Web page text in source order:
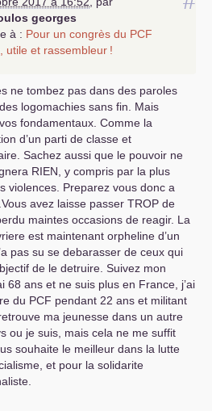
georges
à : Pour un congrès du PCF
utile et rassembleur !
ne tombez pas dans des paroles
logomachies sans fin. Mais
fondamentaux. Comme la
d’un parti de classe et
Sachez aussi que le pouvoir ne
RIEN , y compris par la plus
violences. Preparez vous donc a
avez laisse passer TROP de
maintes occasions de reagir. La
est maintenant orpheline d’un
pas su se debarasser de ceux qui
de le detruire. Suivez mon
68 ans et ne suis plus en France, j’ai
du PCF pendant 22 ans et militant
ma jeunesse dans un autre
ou je suis, mais cela ne me suffit
souhaite le meilleur dans la lutte
et pour la solidarite